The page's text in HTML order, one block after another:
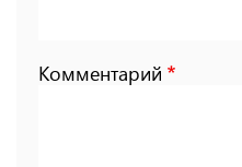
Комментарий